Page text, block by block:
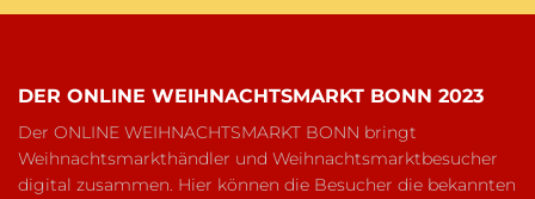
DER ONLINE WEIHNACHTSMARKT BONN 2023
Der ONLINE WEIHNACHTSMARKT BONN bringt
Weihnachtsmarkthändler und Weihnachtsmarktbesucher
digital zusammen. Hier können die Besucher die bekannten